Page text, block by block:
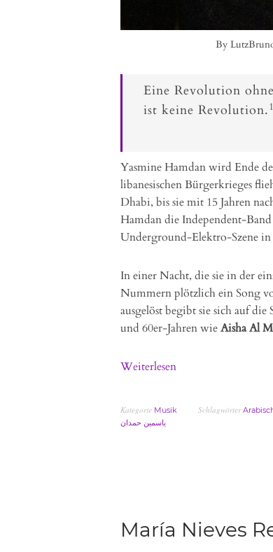
By
Eine Revolution
ist keine Revolution.1
Yasmine Hamdan wird Ende
libanesischen Bürgerkrieges
Dhabi, bis sie mit 15 Jahren
Hamdan die Independent-
Underground-Elektro-Szene
In einer Nacht, die sie in der
Nummern plötzlich ein Song
ausgelöst begibt sie sich auf
und 60er-Jahren wieAisha Al
Weiterlesen
Kategorie Musik Schlagwörter
ياسمين حمدان
María Nieves